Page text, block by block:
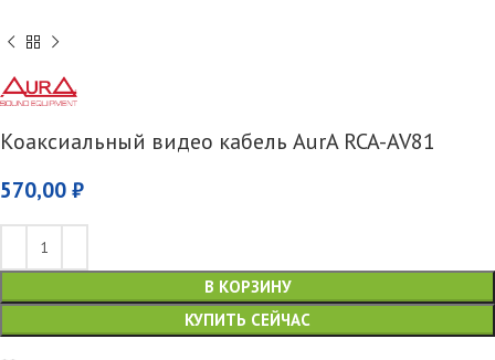
Коаксиальный видео кабель AurA RCA-AV81
570,00 ₽
В КОРЗИНУ
КУПИТЬ СЕЙЧАС